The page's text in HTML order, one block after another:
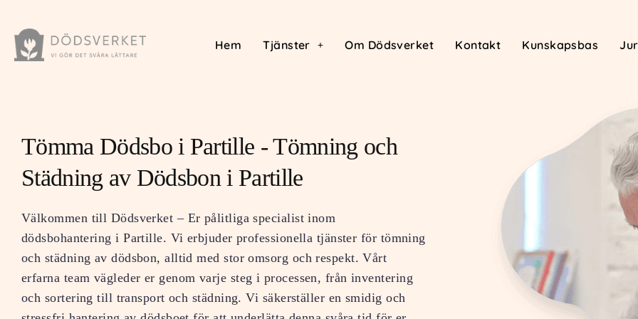
Hem Tjänster Om Dödsverket Kontakt Kunskapsbas
Tömma Dödsbo i Partille - Tömning och
Städning av Dödsbon i Partille
Välkommen till Dödsverket – Er pålitliga specialist inom
dödsbohantering i Partille. Vi erbjuder professionella tjänster för tömning
och städning av dödsbon, alltid med stor omsorg och respekt. Vårt
erfarna team vägleder er genom varje steg i processen, från inventering
och sortering till transport och städning. Vi säkerställer en smidig och